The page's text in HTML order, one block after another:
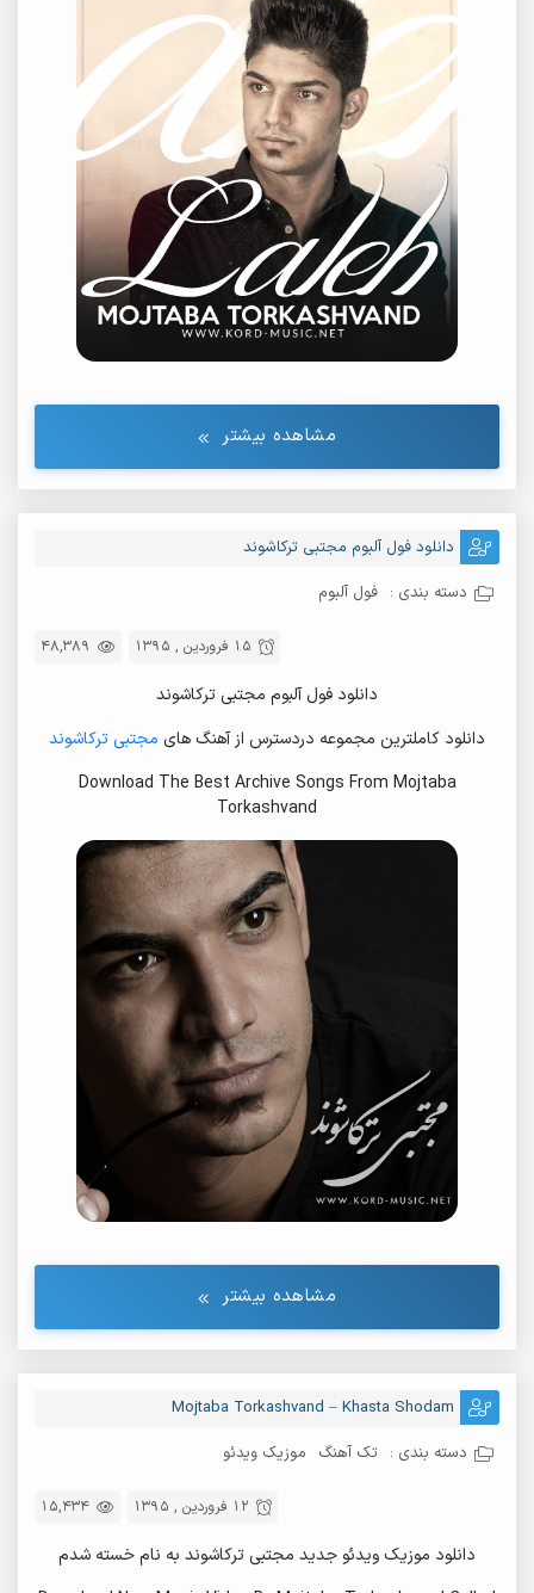
مشاهده بیشتر
دانلود فول آلبوم مجتبی ترکاشوند
دسته بندی : فول آلبوم
48,389 15 فروردین , 1395
دانلود فول آلبوم مجتبی ترکاشوند
دانلود کاملترین مجموعه دردسترس از آهنگ های مجتبی ترکاشوند
Download The Best Archive Songs From Mojtaba
Torkashvand
مشاهده بیشتر
Mojtaba Torkashvand – Khasta Shodam
دسته بندی : تک آهنگ موزیک ویدئو
15,434 12 فروردین , 1395
دانلود موزیک ویدئو جدید مجتبی ترکاشوند به نام خسته شدم